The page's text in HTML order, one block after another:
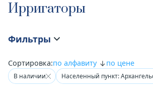
Ирригаторы
Фильтры
Сортировка:по алфавиту по цене
В наличии Населенный пункт: